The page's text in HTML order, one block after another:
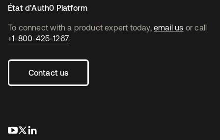
To connect with a product expert today, email us or call
+1-800-425-1267.
Contact us
s’ouvre dans un nouvel onglet
s’ouvre dans un nouvel onglet
État d’Auth0 Platform